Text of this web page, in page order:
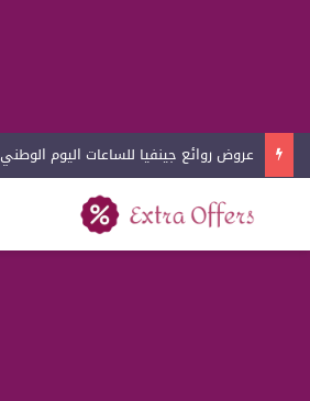
عروض روائع جينفيا للساعات اليوم الوطني 2026
بحث عن